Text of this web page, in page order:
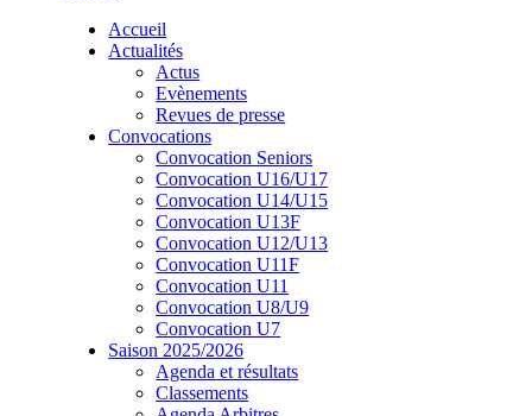
Accueil
Actualités
Actus
Evènements
Revues de presse
Convocations
Convocation Seniors
Convocation U16/U17
Convocation U14/U15
Convocation U13F
Convocation U12/U13
Convocation U11F
Convocation U11
Convocation U8/U9
Convocation U7
Saison 2025/2026
Agenda et résultats
Classements